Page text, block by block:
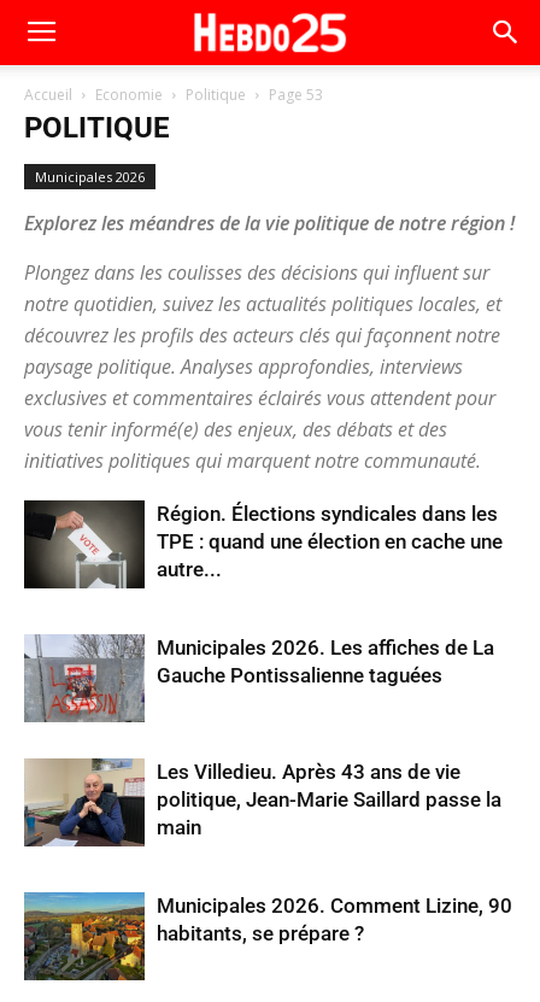
Accueil Economie Politique Page 53
POLITIQUE
Municipales 2026
Explorez les méandres de la vie politique de notre région !
Plongez dans les coulisses des décisions qui influent sur
notre quotidien, suivez les actualités politiques locales, et
découvrez les profils des acteurs clés qui façonnent notre
paysage politique. Analyses approfondies, interviews
exclusives et commentaires éclairés vous attendent pour
vous tenir informé(e) des enjeux, des débats et des
initiatives politiques qui marquent notre communauté.
Région. Élections syndicales dans les
TPE : quand une élection en cache une
autre...
Municipales 2026. Les affiches de La
Gauche Pontissalienne taguées
Les Villedieu. Après 43 ans de vie
politique, Jean-Marie Saillard passe la
main
Municipales 2026. Comment Lizine, 90
habitants, se prépare ?